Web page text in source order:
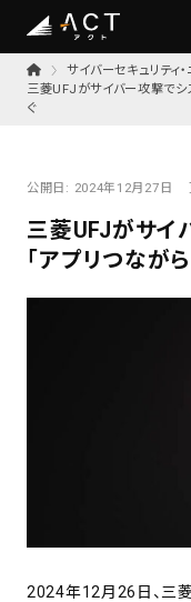
サイバーセキュリティ・
三菱UFJがサイバー攻撃で
ぐ
公開日: 2024年12月27日
三菱UFJがサイ
「アプリつなが
2024年12月26日、三菱